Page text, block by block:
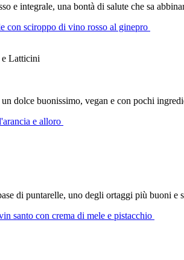
e integrale, una bontà di salute che sa
con sciroppo di vino rosso al ginepro
Latticini
dolce buonissimo, vegan e con pochi
e alloro
di puntarelle, uno degli ortaggi più buoni e
santo con crema di mele e pistacchio